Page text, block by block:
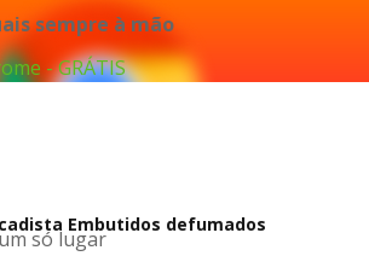
sempre à mão
- GRÁTIS
só lugar
Embutidos defumados